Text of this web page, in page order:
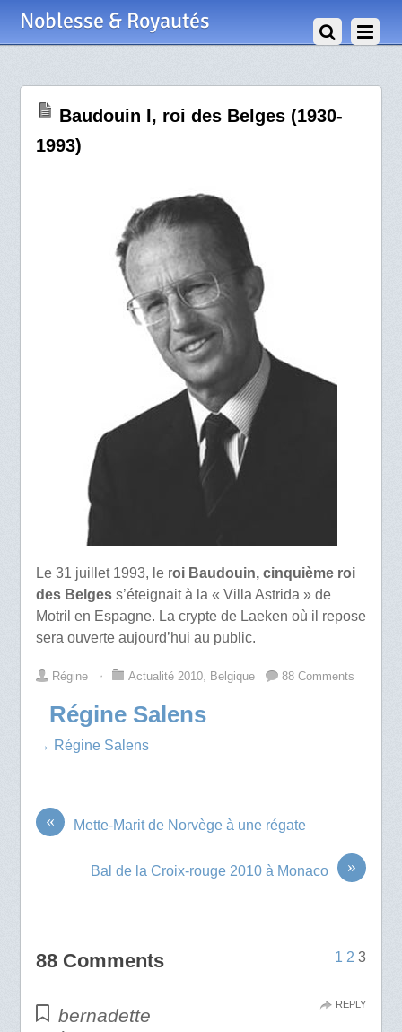
Noblesse & Royautés
Baudouin I, roi des Belges (1930-
1993)
Le 31 juillet 1993, le roi Baudouin, cinquième roi
des Belges s’éteignait à la « Villa Astrida » de
Motril en Espagne. La crypte de Laeken où il repose
sera ouverte aujourd’hui au public.
Régine ⋅ Actualité 2010, Belgique 88 Comments
Régine Salens
→ Régine Salens
« Mette-Marit de Norvège à une régate
»
Bal de la Croix-rouge 2010 à Monaco
88 Comments 1 2 3
bernadette
REPLY